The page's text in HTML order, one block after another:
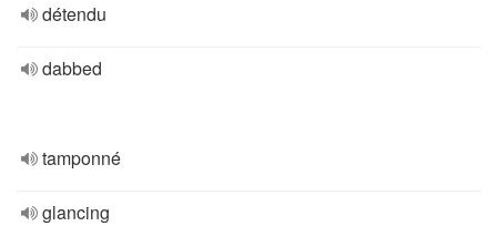
détendu
dabbed
tamponné
glancing